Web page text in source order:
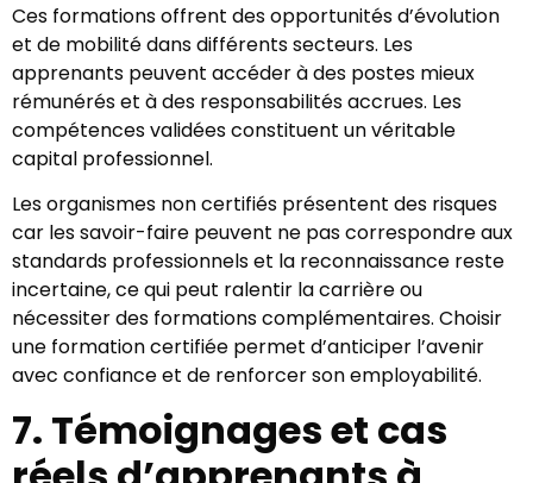
Ces formations offrent des opportunités d’évolution
et de mobilité dans différents secteurs. Les
apprenants peuvent accéder à des postes mieux
rémunérés et à des responsabilités accrues. Les
compétences validées constituent un véritable
capital professionnel.
Les organismes non certifiés présentent des risques
car les savoir-faire peuvent ne pas correspondre aux
standards professionnels et la reconnaissance reste
incertaine, ce qui peut ralentir la carrière ou
nécessiter des formations complémentaires. Choisir
une formation certifiée permet d’anticiper l’avenir
avec confiance et de renforcer son employabilité.
7. Témoignages et cas